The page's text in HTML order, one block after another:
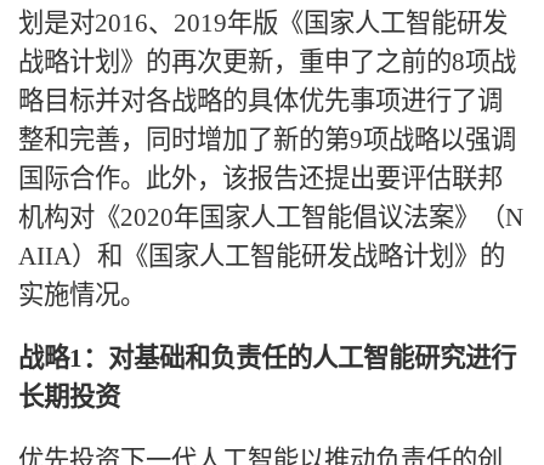
划是对2016、2019年版《国家人工智能研发
战略计划》的再次更新，重申了之前的8项战
略目标并对各战略的具体优先事项进行了调
整和完善，同时增加了新的第9项战略以强调
国际合作。此外，该报告还提出要评估联邦
机构对《2020年国家人工智能倡议法案》（N
AIIA）和《国家人工智能研发战略计划》的
实施情况。
战略1：对基础和负责任的人工智能研究进行
长期投资